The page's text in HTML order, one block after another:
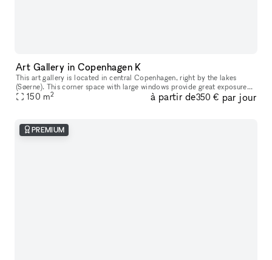
Art Gallery in Copenhagen K
This art gallery is located in central Copenhagen, right by the lakes
(Søerne). This corner space with large windows provide great exposure
towards the street, and is suitable for both art exhibition
150 m2 à partir de350 € par jour
PREMIUM